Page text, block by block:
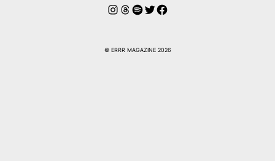
Instagram
Threads
Spotify
Twitter
Facebook
© ERRR MAGAZINE 2026